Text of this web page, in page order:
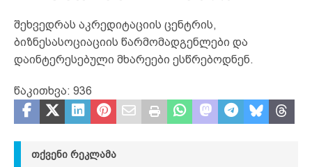
შეხვედრას აკრედიტაციის ცენტრის,
ბიზნესასოციაციის წარმომადგენლები და
დაინტერესებული მხარეები ესწრებოდნენ.
წაკითხვა: 936
ᲗᲥᲕᲔᲜᲘ ᲠᲔᲙᲚᲐᲛᲐ